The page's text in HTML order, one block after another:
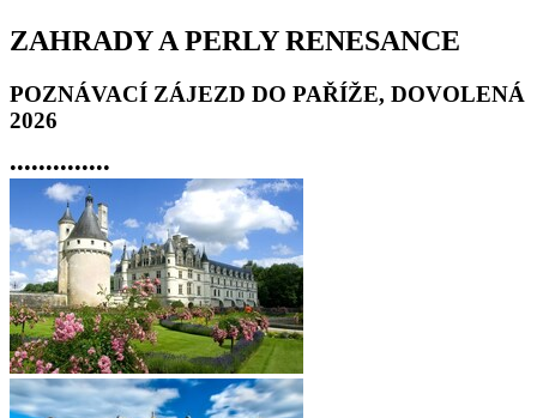
ZAHRADY A PERLY RENESANCE
POZNÁVACÍ ZÁJEZD DO PAŘÍŽE, DOVOLENÁ
2026
••••••••••••••